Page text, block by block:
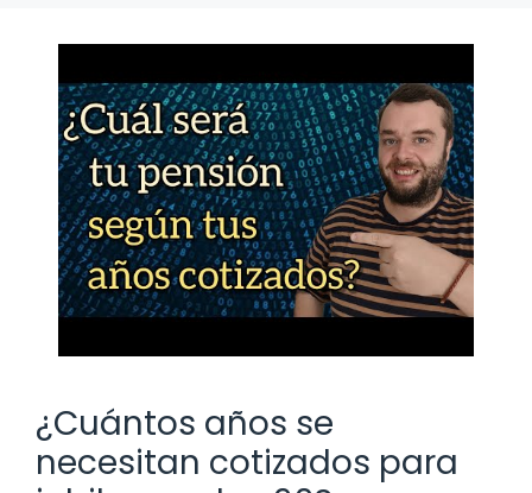
¿Cuántos años se
necesitan cotizados para